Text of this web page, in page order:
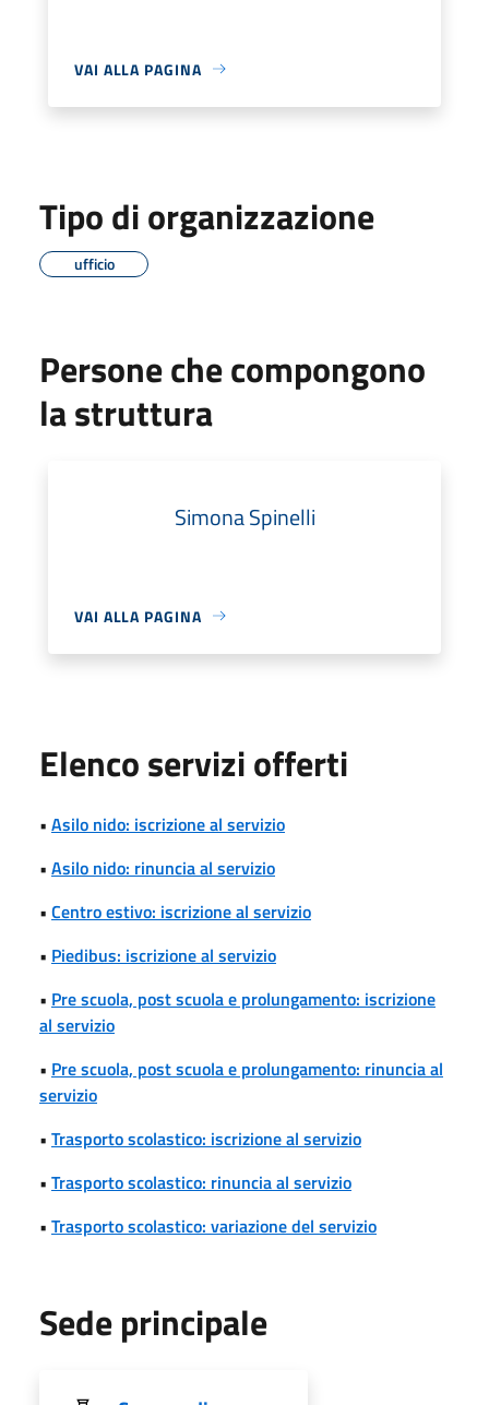
VAI ALLA PAGINA
Tipo di organizzazione
ufficio
Persone che compongono
la struttura
Simona Spinelli
VAI ALLA PAGINA
Elenco servizi offerti
• Asilo nido: iscrizione al servizio
• Asilo nido: rinuncia al servizio
• Centro estivo: iscrizione al servizio
• Piedibus: iscrizione al servizio
• Pre scuola, post scuola e prolungamento: iscrizione
al servizio
• Pre scuola, post scuola e prolungamento: rinuncia al
servizio
• Trasporto scolastico: iscrizione al servizio
• Trasporto scolastico: rinuncia al servizio
• Trasporto scolastico: variazione del servizio
Sede principale